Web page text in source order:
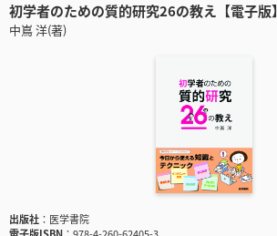
初学者のための質的研究26の教え【電子版】
中嶌 洋(著)
出版社
医学書院